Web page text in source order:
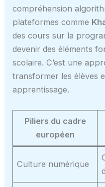
compréhension
plateformes comme
des cours sur la
devenir des éléments
scolaire. C’est une
transformer les élèves
apprentissage.
Piliers du cadre
européen
Culture numérique